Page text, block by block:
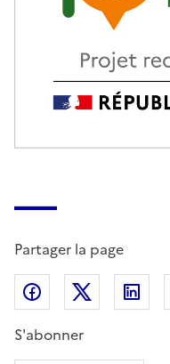
Partager la page
Partager surPartager
S'abonner